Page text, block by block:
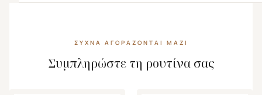
ΣΥΧΝΆ ΑΓΟΡΆΖΟΝΤΑΙ ΜΑΖΊ
Συμπληρώστε τη ρουτίνα σας